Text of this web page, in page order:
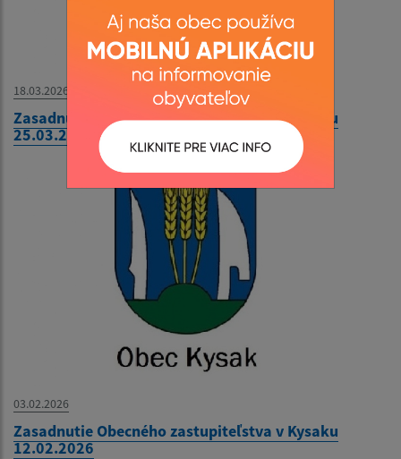
18.03.2026
Zasadnutie Obecného zastupiteľstva v Kysaku
25.03.2026
03.02.2026
Zasadnutie Obecného zastupiteľstva v Kysaku
12.02.2026